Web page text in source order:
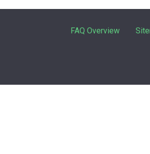
FAQ Overview